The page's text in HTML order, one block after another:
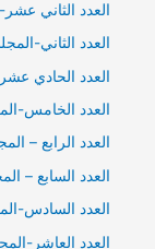
العدد الثاني
العدد الثاني-
العدد الحادي
العدد الخامس-
العدد الرابع –
العدد السابع –
العدد السادس-
العدد العاشر-